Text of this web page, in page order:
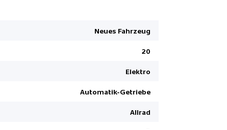
Neues Fahrzeug
20
Elektro
Automatik-Getriebe
Allrad